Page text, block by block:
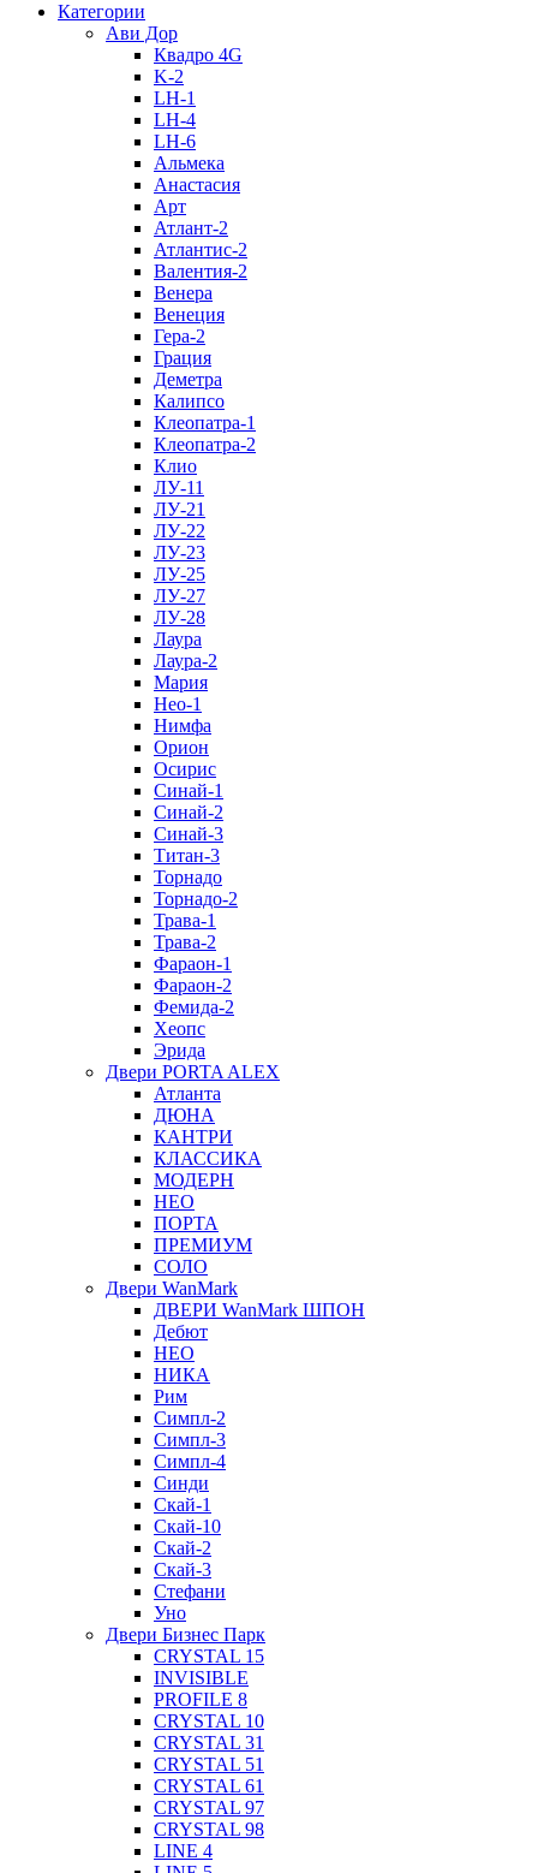
Категории
Ави Дор
Квадро 4G
K-2
LH-1
LH-4
LH-6
Альмека
Анастасия
Арт
Атлант-2
Атлантис-2
Валентия-2
Венера
Венеция
Гера-2
Грация
Деметра
Калипсо
Клеопатра-1
Клеопатра-2
Клио
ЛУ-11
ЛУ-21
ЛУ-22
ЛУ-23
ЛУ-25
ЛУ-27
ЛУ-28
Лаура
Лаура-2
Мария
Нео-1
Нимфа
Орион
Осирис
Синай-1
Синай-2
Синай-3
Титан-3
Торнадо
Торнадо-2
Трава-1
Трава-2
Фараон-1
Фараон-2
Фемида-2
Хеопс
Эрида
Двери PORTA ALEX
Атланта
ДЮНА
КАНТРИ
КЛАССИКА
МОДЕРН
НЕО
ПОРТА
ПРЕМИУМ
СОЛО
Двери WanMark
ДВЕРИ WanMark ШПОН
Дебют
НЕО
НИКА
Рим
Симпл-2
Симпл-3
Симпл-4
Синди
Скай-1
Скай-10
Скай-2
Скай-3
Стефани
Уно
Двери Бизнес Парк
CRYSTAL 15
INVISIBLE
PROFILE 8
CRYSTAL 10
CRYSTAL 31
CRYSTAL 51
CRYSTAL 61
CRYSTAL 97
CRYSTAL 98
LINE 4